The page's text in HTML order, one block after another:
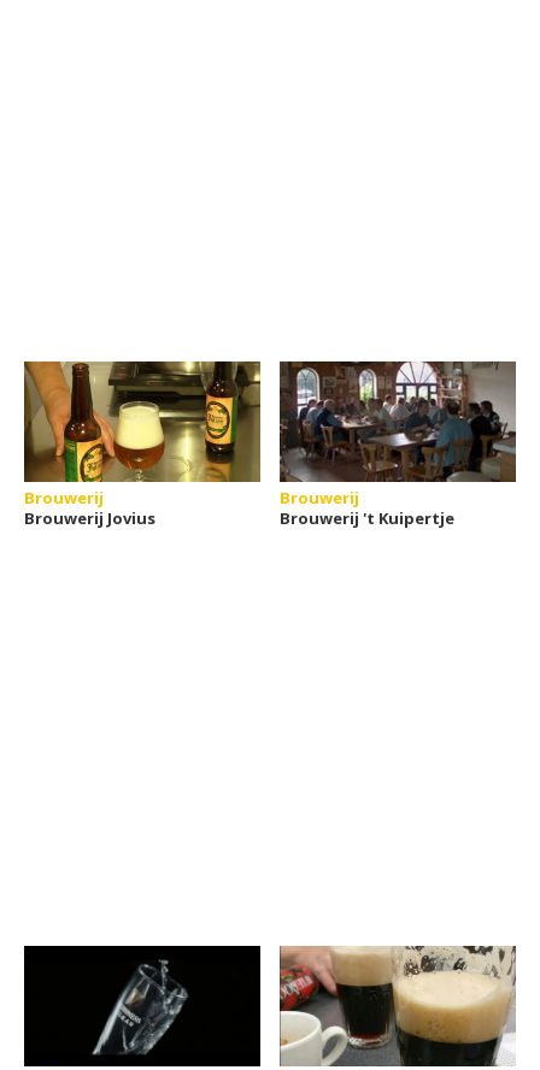
Brouwerij
Brouwerij Jovius
Brouwerij
Brouwerij 't Kuipertje